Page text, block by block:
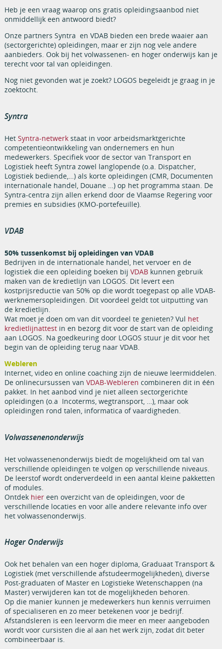
Heb je een vraag waarop ons gratis opleidingsaanbod niet
onmiddellijk een antwoord biedt?
Onze partners Syntra en VDAB bieden een brede waaier aan
(sectorgerichte) opleidingen, maar er zijn nog vele andere
aanbieders. Ook bij het volwassenen- en hoger onderwijs kan je
terecht voor tal van opleidingen.
Nog niet gevonden wat je zoekt? LOGOS begeleidt je graag in je
zoektocht.
Syntra
Het Syntra-netwerkstaat in voor arbeidsmarktgerichte
competentieontwikkeling van ondernemers en hun
medewerkers. Specifiek voor de sector van Transport en
Logistiek heeft Syntra zowel langlopende (o.a. Dispatcher,
Logistiek bediende,…) als korte opleidingen (CMR, Documenten
internationale handel, Douane …) op het programma staan. De
Syntra-centra zijn allen erkend door de Vlaamse Regering voor
premies en subsidies (KMO-portefeuille).
VDAB
50% tussenkomst bij opleidingen van VDAB
Bedrijven in de internationale handel, het vervoer en de
logistiek die een opleiding boeken bij VDABkunnen gebruik
maken van de kredietlijn van LOGOS. Dit levert een
kostprijsreductie van 50% op die wordt toegepast op alle VDAB-
werknemersopleidingen. Dit voordeel geldt tot uitputting van
de kredietlijn.
Wat moet je doen om van dit voordeel te genieten? Vul het
kredietlijnattest in en bezorg dit voor de start van de opleiding
aan LOGOS. Na goedkeuring door LOGOS stuur je dit voor het
begin van de opleiding terug naar VDAB.
Webleren
Internet, video en online coaching zijn de nieuwe leermiddelen.
De onlinecursussen van VDAB-Webleren combineren dit in één
pakket. In het aanbod vind je niet alleen sectorgerichte
opleidingen (o.a Incoterms, wegtransport, …), maar ook
opleidingen rond talen, informatica of vaardigheden.
Volwassenenonderwijs
Het volwassenenonderwijs biedt de mogelijkheid om tal van
verschillende opleidingen te volgen op verschillende niveaus.
De leerstof wordt onderverdeeld in een aantal kleine pakketten
of modules.
Ontdek hiereen overzicht van de opleidingen, voor de
verschillende locaties en voor alle andere relevante info over
het volwassenonderwijs.
Hoger Onderwijs
Ook het behalen van een hoger diploma, Graduaat Transport &
Logistiek (met verschillende afstudeermogelijkheden), diverse
Post-graduaten of Master en Logistieke Wetenschappen (na
Master) verwijderen kan tot de mogelijkheden behoren.
Op die manier kunnen je medewerkers hun kennis verruimen
of specialiseren en zo meer betekenen voor je bedrijf.
Afstandsleren is een leervorm die meer en meer aangeboden
wordt voor cursisten die al aan het werk zijn, zodat dit beter
combineerbaar is.